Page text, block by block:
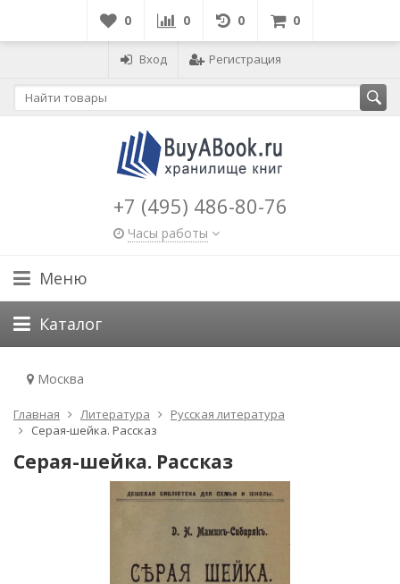
0 0 0 0
Вход Регистрация
+7 (495) 486-80-76
Часы работы
Меню
Каталог
Москва
Главная Литература
Русская литература
Серая-шейка. Рассказ
Серая-шейка. Рассказ